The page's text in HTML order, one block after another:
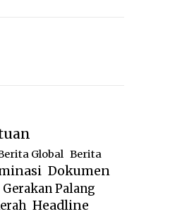
Global Berita
Dokumen
Gerakan Palang
Headline